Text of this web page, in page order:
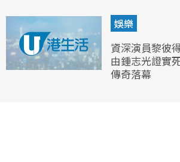
娛樂
資深演員黎彼
由鍾志光證實
傳奇落幕